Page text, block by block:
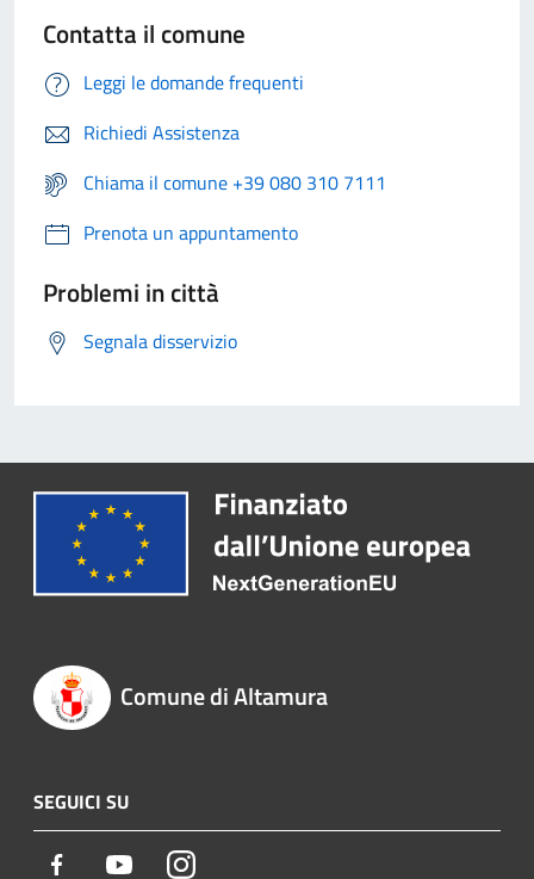
Contatta il comune
Leggi le domande frequenti
Richiedi Assistenza
Chiama il comune +39 080 310 7111
Prenota un appuntamento
Problemi in città
Segnala disservizio
Comune di Altamura
SEGUICI SU
Facebook YoutubeInstagram